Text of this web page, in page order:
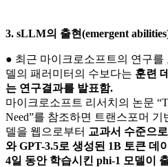
3. sLLM의 출현(emergent
● 최근 마이크로소프트의 연구
델의 패러미터의 수보다는 훈련
는 연구결과를 발표함.
마이크로소프트 리서치의 논문
Need”를 참조하면 트랜스포머 기
델을 웹으로부터 교과서 수준으
와 GPT-3.5로 생성된 1B 토큰 데
4일 동안 학습시킨 phi-1 모델이